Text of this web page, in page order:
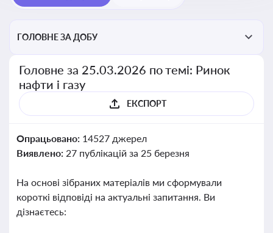
ГОЛОВНЕ ЗА ДОБУ
Головне за 25.03.2026 по темі: Ринок
нафти і газу
ЕКСПОРТ
Опрацьовано: 14527 джерел
Виявлено: 27 публікацій за 25 березня
На основі зібраних матеріалів ми сформували
короткі відповіді на актуальні запитання. Ви
дізнаєтесь: